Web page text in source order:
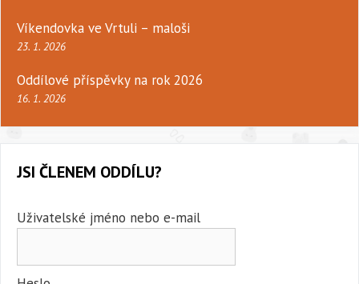
Víkendovka ve Vrtuli – maloši
23. 1. 2026
Oddílové příspěvky na rok 2026
16. 1. 2026
JSI ČLENEM ODDÍLU?
Uživatelské jméno nebo e-mail